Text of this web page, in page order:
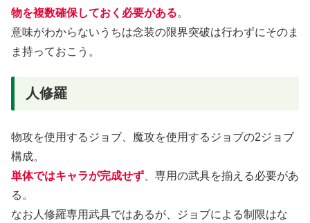
物を複数確保しておく必要がある。
意味がわからないうちは念装の限界突破は行わずにそのま
ま持っておこう。
人修羅
物攻を使用するジョブ、魔攻を使用するジョブの2ジョブ
構成。
単体ではキャラが完成せず 、専用の武具を揃える必要があ
る。
なお人修羅専用武具ではあるが、ジョブによる制限はな